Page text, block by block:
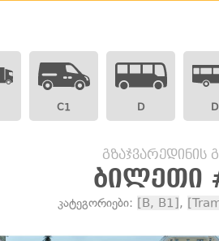
C1 D
გზაჯვარედინის
ბილეთი
კატეგორიები: [B, B1],